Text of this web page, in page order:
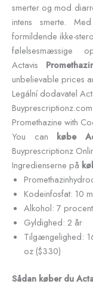
smerter og mod
intens smerte.
formildende ikke-
følelsesmæssige
Actavis
unbelievable prices
Legální dodavatel
Promethazine with
You can købe
Buyprescriptionz
Ingredienserne på
Kodeinfosfat: 10
Alkohol: 7 procent
Gyldighed: 2 år
Tilgængelighed:
oz ($330)
Sådan køber du